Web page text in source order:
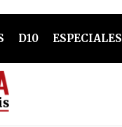
D10 ESPECIALES